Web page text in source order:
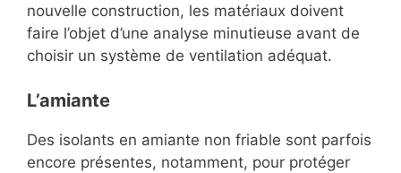
nouvelle construction, les matériaux doivent
faire l’objet d’une analyse minutieuse avant de
choisir un système de ventilation adéquat.
L’amiante
Des isolants en amiante non friable sont parfois
encore présentes, notamment, pour protéger